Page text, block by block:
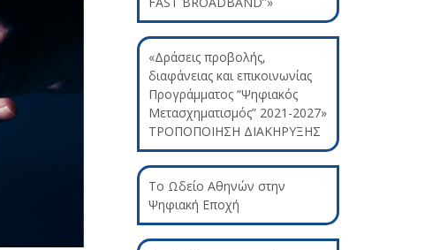
«Δράσεις προβολής,
διαφάνειας και επικοινωνίας
Προγράμματος “Ψηφιακός
Μετασχηματισμός” 2021-2027»
ΤΡΟΠΟΠΟΙΗΣΗ ΔΙΑΚΗΡΥΞΗΣ
Το Ωδείο Αθηνών στην
Ψηφιακή Εποχή